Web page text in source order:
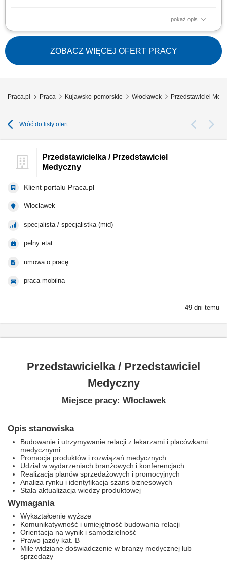
pokaż opis
Zakres obowiązków: Promowanie produktów z portfolio firmy w
środowisku medycznym. Budowanie i utrzymywanie długofalowych relacji
z lekarzami na powierzonym terenie. Reprezentowanie organizacji
podczas spotkań branżowych, konferencji i wydarzeń naukowych.
Realizacja założonych celów...
ZOBACZ WIĘCEJ OFERT PRACY
Praca.pl Praca Kujawsko-pomorskie Włocławek Przedstawiciel
Wróć do listy ofert
Przedstawicielka / Przedstawiciel
Medyczny
Klient portalu Praca.pl
Włocławek
specjalista / specjalistka (mid)
pełny etat
umowa o pracę
praca mobilna
49 dni temu
Przedstawicielka / Przedstawiciel
Medyczny
Miejsce pracy: Włocławek
Opis stanowiska
Budowanie i utrzymywanie relacji z lekarzami i placówkami
medycznymi
Promocja produktów i rozwiązań medycznych
Udział w wydarzeniach branżowych i konferencjach
Realizacja planów sprzedażowych i promocyjnych
Analiza rynku i identyfikacja szans biznesowych
Stała aktualizacja wiedzy produktowej
Wymagania
Wykształcenie wyższe
Komunikatywność i umiejętność budowania relacji
Orientacja na wynik i samodzielność
Prawo jazdy kat. B
Mile widziane doświadczenie w branży medycznej lub
sprzedaży